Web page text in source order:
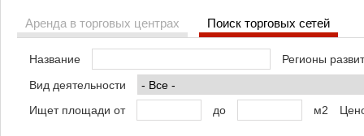
Аренда в торговых центрах Поиск торговых сетей
Название
Регионы
Вид деятельности
Ищет площади от
до м2